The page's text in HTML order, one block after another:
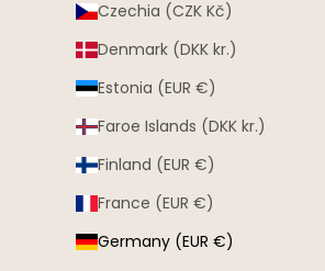
Czechia (CZK Kč)
Denmark (DKK kr.)
Estonia (EUR €)
Faroe Islands (DKK kr.)
Finland (EUR €)
France (EUR €)
Germany (EUR €)